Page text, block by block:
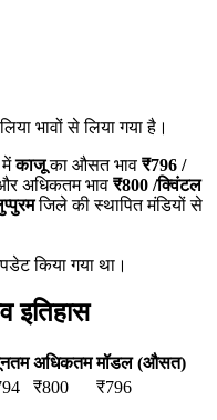
भावों से लिया गया है।
मेंकाजूका औसत भाव ₹796 /
अधिकतम भाव ₹800 /क्विंटल
जिले की स्थापित मंडियों से
किया गया था।
इतिहास
अधिकतम मॉडल (औसत)
₹800 ₹796